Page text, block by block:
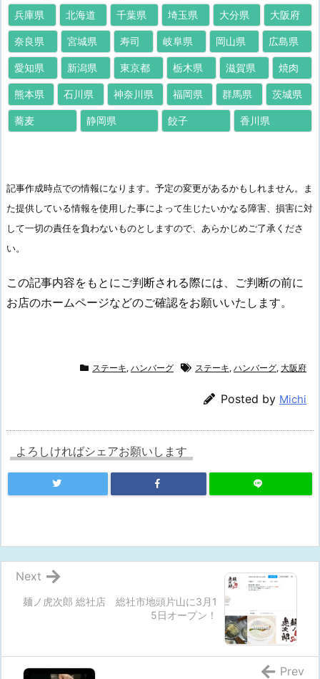
兵庫県 北海道 千葉県 埼玉県 大分県 大阪府
奈良県 宮城県 寿司 岐阜県 岡山県 広島県
愛知県 新潟県 東京都 栃木県 滋賀県 焼肉
熊本県 石川県 神奈川県 福岡県 群馬県 茨城県
蕎麦 静岡県 餃子 香川県
記事作成時点での情報になります。予定の変更があるかもしれません。ま
た提供している情報を使用した事によって生じたいかなる障害、損害に対
して一切の責任を負わないものとしますので、あらかじめご了承くださ
い。
この記事内容をもとにご判断される際には、ご判断の前に
お店のホームページなどのご確認をお願いいたします。
ステーキ, ハンバーグ ステーキ, ハンバーグ, 大阪府
Posted by Michi
よろしければシェアお願いします
麺ノ虎次郎 総社店 総社市地頭片山に3月1
5日オープン！
Next
Prev